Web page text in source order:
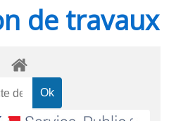
de travaux